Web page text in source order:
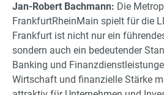
Jan-Robert Bachmann: Die
FrankfurtRheinMain spielt für die
Frankfurt ist nicht nur ein
sondern auch ein bedeutender
Banking und
Wirtschaft und finanzielle Stärke